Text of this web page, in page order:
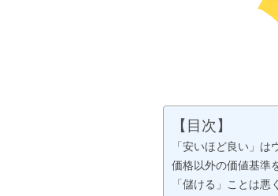
【目次】
「安いほど良い」は
価格以外の価値基準
「儲ける」ことは悪